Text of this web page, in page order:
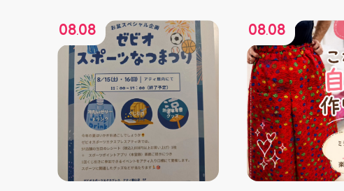
レージファクトリー”へ遊びに来
てね️‍️‍️‍ #福島 #郡山 #郡山駅前 #
雑貨屋 #スクイーズ
08.08 08.08